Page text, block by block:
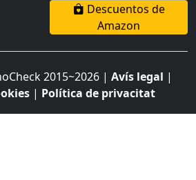
Descuentos de
Amazon
2015~2026 | Avís legal |
| Política de privacitat